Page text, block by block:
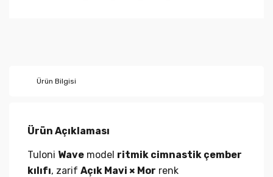
Ürün Bilgisi
Ürün Açıklaması
Tuloni Wave model ritmik cimnastik çember
kılıfı, zarif Açık Mavi × Mor renk